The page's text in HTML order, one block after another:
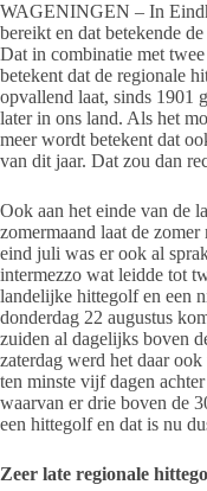
WAGENINGEN – In
bereikt en dat betekende
Dat in combinatie met
betekent dat de regionale
opvallend laat, sinds 1901
later in ons land. Als het
meer wordt betekent dat
van dit jaar. Dat zou dan
Ook aan het einde van de
zomermaand laat de
eind juli was er ook al
intermezzo wat leidde tot
landelijke hittegolf en een
donderdag 22 augustus
zuiden al dagelijks boven
zaterdag werd het daar
ten minste vijf dagen
waarvan er drie boven de
een hittegolf en dat is nu
Zeer late regionale